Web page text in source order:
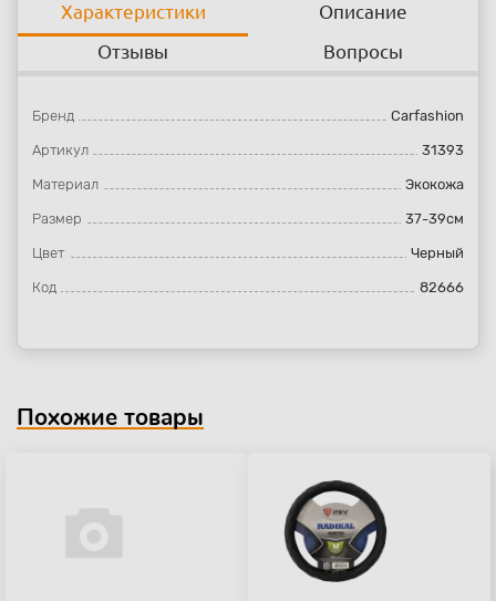
Характеристики
Описание
Отзывы
Вопросы
Бренд Carfashion
Артикул 31393
Материал Экокожа
Размер 37-39см
Цвет Черный
Код 82666
Похожие товары